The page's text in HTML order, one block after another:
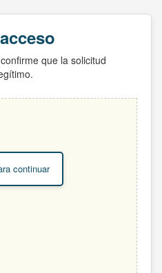
que la solicitud
continuar